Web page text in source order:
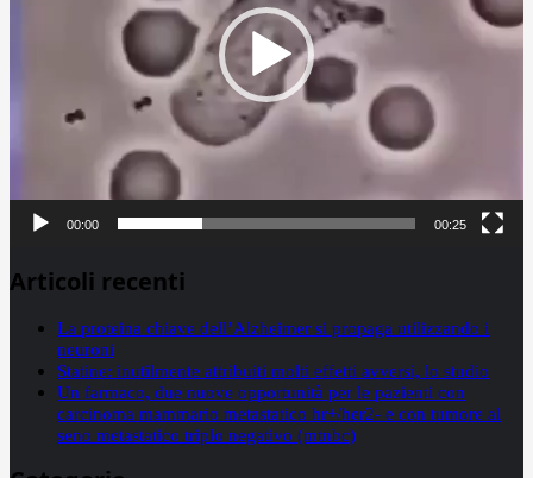
00:00 00:25
Articoli recenti
La proteina chiave dell’Alzheimer si propaga utilizzando i
neuroni
Statine: inutilmente attribuiti molti effetti avversi, lo studio
Un farmaco, due nuove opportunità per le pazienti con
carcinoma mammario metastatico hr+/her2- e con tumore al
seno metastatico triplo negativo (mtnbc)